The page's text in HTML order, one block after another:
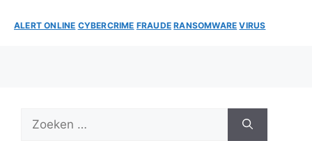
ALERT ONLINE CYBERCRIME FRAUDE RANSOMWARE VIRUS
naar: